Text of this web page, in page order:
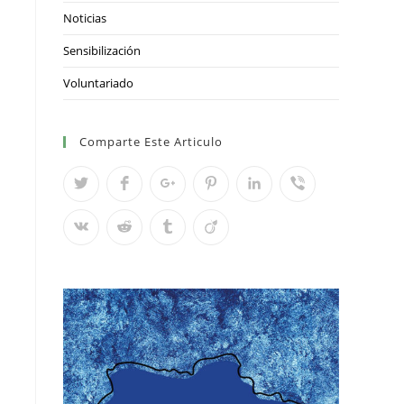
Noticias
Sensibilización
Voluntariado
Comparte Este Articulo